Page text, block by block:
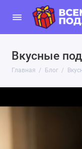
Вкусные
Главная Блог